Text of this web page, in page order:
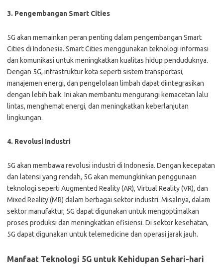
3. Pengembangan Smart Cities
5G akan memainkan peran penting dalam pengembangan Smart
Cities di Indonesia. Smart Cities menggunakan teknologi informasi
dan komunikasi untuk meningkatkan kualitas hidup penduduknya.
Dengan 5G, infrastruktur kota seperti sistem transportasi,
manajemen energi, dan pengelolaan limbah dapat diintegrasikan
dengan lebih baik. Ini akan membantu mengurangi kemacetan lalu
lintas, menghemat energi, dan meningkatkan keberlanjutan
lingkungan.
4. Revolusi Industri
5G akan membawa revolusi industri di Indonesia. Dengan kecepatan
dan latensi yang rendah, 5G akan memungkinkan penggunaan
teknologi seperti Augmented Reality (AR), Virtual Reality (VR), dan
Mixed Reality (MR) dalam berbagai sektor industri. Misalnya, dalam
sektor manufaktur, 5G dapat digunakan untuk mengoptimalkan
proses produksi dan meningkatkan efisiensi. Di sektor kesehatan,
5G dapat digunakan untuk telemedicine dan operasi jarak jauh.
Manfaat Teknologi 5G untuk Kehidupan Sehari-hari